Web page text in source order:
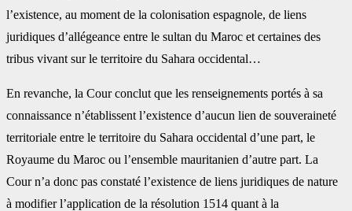
l’existence, au moment de la colonisation espagnole, de liens
juridiques d’allégeance entre le sultan du Maroc et certaines des
tribus vivant sur le territoire du Sahara occidental…
En revanche, la Cour conclut que les renseignements portés à sa
connaissance n’établissent l’existence d’aucun lien de souveraineté
territoriale entre le territoire du Sahara occidental d’une part, le
Royaume du Maroc ou l’ensemble mauritanien d’autre part. La
Cour n’a donc pas constaté l’existence de liens juridiques de nature
à modifier l’application de la résolution 1514 quant à la